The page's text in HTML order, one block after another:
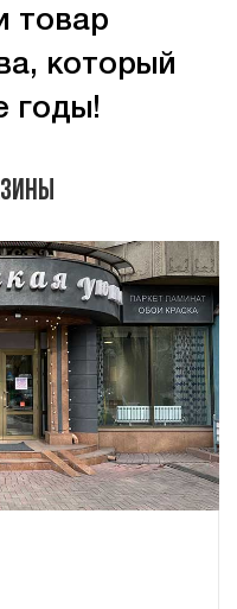
товар
который
годы!